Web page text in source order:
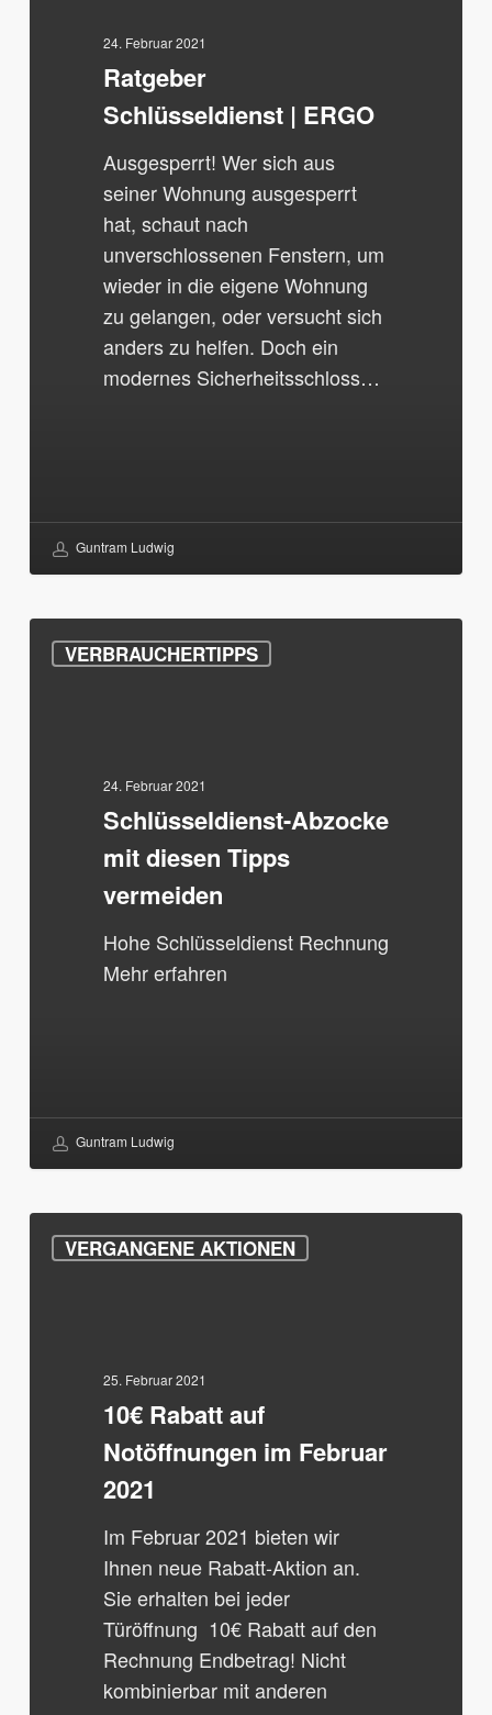
24. Februar 2021
Ratgeber
Schlüsseldienst | ERGO
Ausgesperrt! Wer sich aus
seiner Wohnung ausgesperrt
hat, schaut nach
unverschlossenen Fenstern, um
wieder in die eigene Wohnung
zu gelangen, oder versucht sich
anders zu helfen. Doch ein
modernes Sicherheitsschloss…
Guntram Ludwig
VERBRAUCHERTIPPS
Abzocke
vermeiden24. Februar 2021
Schlüsseldienst-Abzocke
mit diesen Tipps
vermeiden
Hohe Schlüsseldienst Rechnung
Mehr erfahren
Guntram Ludwig
VERGANGENE AKTIONEN
Rabatt
25. Februar 2021
10€ Rabatt auf
Notöffnungen im Februar
2021
Im Februar 2021 bieten wir
Ihnen neue Rabatt-Aktion an.
Sie erhalten bei jeder
Türöffnung 10€ Rabatt auf den
Rechnung Endbetrag! Nicht
kombinierbar mit anderen